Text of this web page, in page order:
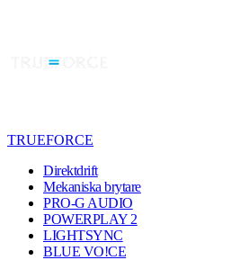
TRUEFORCE
Direktdrift
Mekaniska brytare
PRO-G AUDIO
POWERPLAY 2
LIGHTSYNC
BLUE VO!CE